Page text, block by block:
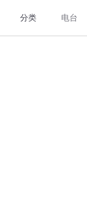
分类 电台